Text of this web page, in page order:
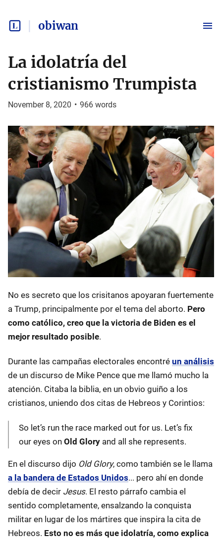
obiwan
La idolatría del
cristianismo Trumpista
November 8, 2020 • 966 words
No es secreto que los crisitanos apoyaran fuertemente
a Trump, principalmente por el tema del aborto. Pero
como católico, creo que la victoria de Biden es el
mejor resultado posible.
Durante las campañas electorales encontré un análisis
de un discurso de Mike Pence que me llamó mucho la
atención. Citaba la biblia, en un obvio guiño a los
cristianos, uniendo dos citas de Hebreos y Corintios:
So let’s run the race marked out for us. Let’s fix
our eyes on Old Glory and all she represents.
En el discurso dijo Old Glory, como también se le llama
a la bandera de Estados Unidos... pero ahí en donde
debía de decir Jesus. El resto párrafo cambia el
sentido completamente, ensalzando la conquista
militar en lugar de los mártires que inspira la cita de
Hebreos. Esto no es más que idolatría, como explica